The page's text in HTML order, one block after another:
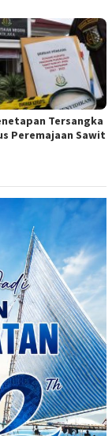
Tersangka
Peremajaan Sawit